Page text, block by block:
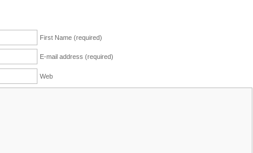
First Name (required)
E-mail address (required)
Web